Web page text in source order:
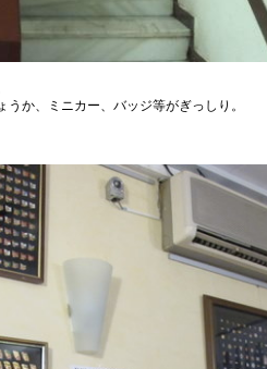
か、ミニカー、バッジ等がぎっしり。